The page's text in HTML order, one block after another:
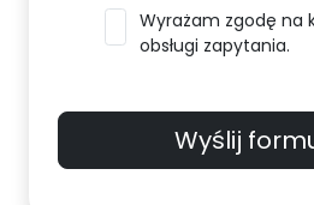
Wyrażam zgodę na
obsługi zapytania.
Wyślij